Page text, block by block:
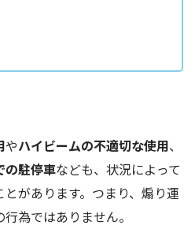
やハイビームの不適切な使用、
の駐停車なども、状況によって
があります。つまり、煽り運
為ではありません。